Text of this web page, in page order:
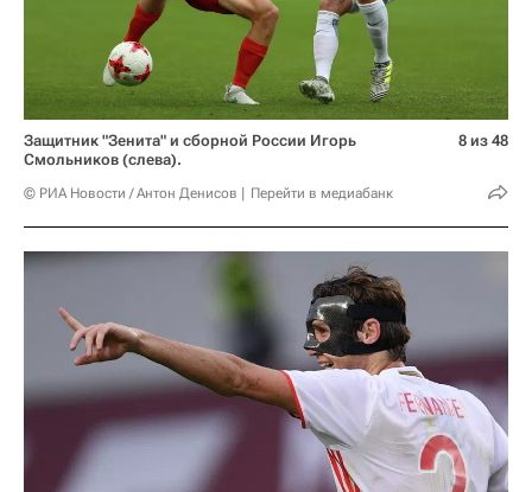
Защитник "Зенита" и сборной России Игорь
Смольников (слева).
© РИА Новости / Антон Денисов Перейти в медиабанк
8 из 48